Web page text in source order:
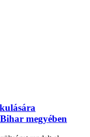
megyében